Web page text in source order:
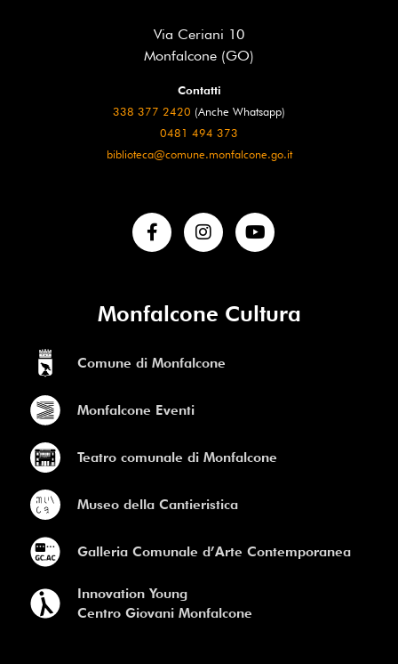
Via Ceriani 10
Monfalcone (GO)
Contatti
338 377 2420 (Anche Whatsapp)
0481 494 373
biblioteca@comune.monfalcone.go.it
Monfalcone Cultura
Comune di Monfalcone
Monfalcone Eventi
Teatro comunale di Monfalcone
Museo della Cantieristica
Galleria Comunale d’Arte Contemporanea
Innovation Young
Centro Giovani Monfalcone